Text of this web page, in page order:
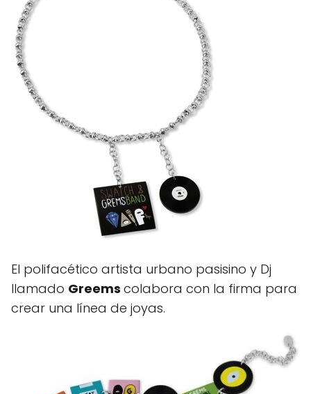
El polifacético artista urbano pasisino y Dj
llamado Greems colabora con la firma para
crear una línea de joyas.